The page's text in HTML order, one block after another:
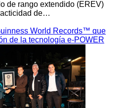
de rango extendido (EREV)
de…
World Records™ que
de la tecnología e-POWER